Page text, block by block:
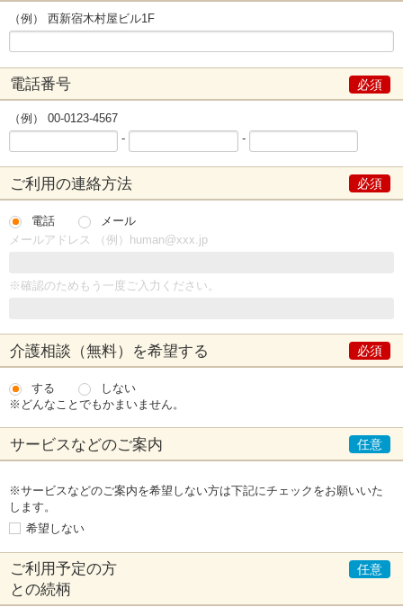
（例） 西新宿木村屋ビル1F
電話番号
（例） 00-0123-4567
-
-
ご利用の連絡方法
電話
メール
メールアドレス （例）human@xxx.jp
※確認のためもう一度ご入力ください。
介護相談（無料） を希望する
する
しない
※どんなことでもかまいません。
サービスなどのご案内
※サービスなどのご案内を希望しない方は下記にチェックをお願いいた
します。
希望しない
ご利用予定の方
との続柄